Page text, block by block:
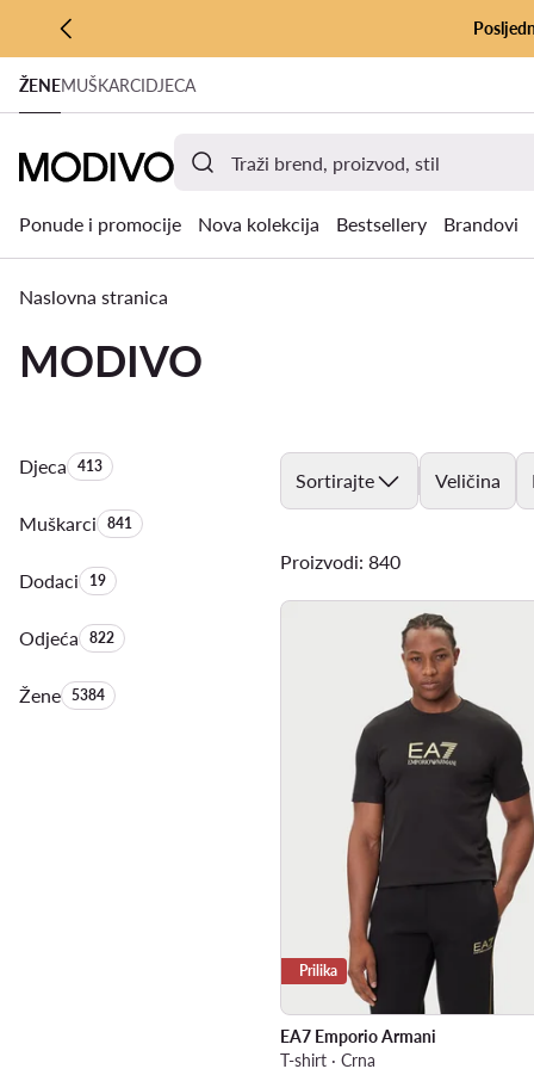
PRIJEĐI NA GLAVNI SADRŽAJ
PRIJEĐI NA PRETRAŽIVANJE
ŽENEMUŠKARCIDJECA
Ponude i promocije Nova kolekcija Bestsellery Brandovi
Naslovna stranica
MODIVO
DjecaKoličina proizvoda:
413
MuškarciKoličina proizvoda:
841
DodaciKoličina proizvoda:
19
OdjećaKoličina proizvoda:
822
ŽeneKoličina proizvoda:
5384
Sortirajte Veličina
Proizvodi: 840
Prilika
EA7 Emporio Armani
T-shirt · Crna